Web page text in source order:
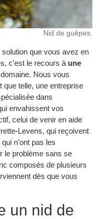
Nid de guêpes.
que vous avez en
c'est le recours à une
Nous vous
telle, une entreprise
dans
envahissent vos
celui de venir en aide
Levens, qui reçoivent
n'ont pas les
le problème sans se
composés de plusieurs
dès que vous
un nid de